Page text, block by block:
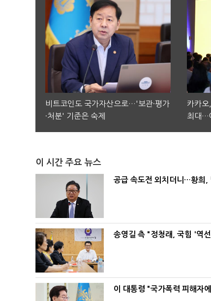
비트코인도 국가자산으로…'보관·평가
·처분' 기준은 숙제
카카오
최대…
이 시간 주요 뉴스
공급 속도전 외치더니…황희,
송영길 측 "정청래, 국힘 '역
이 대통령 "국가폭력 피해자